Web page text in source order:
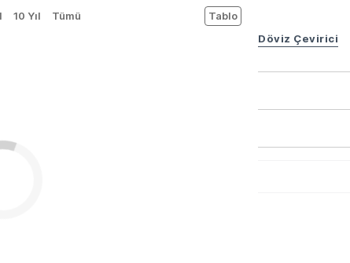
10 Yıl Tümü Tablo
Döviz Çevirici